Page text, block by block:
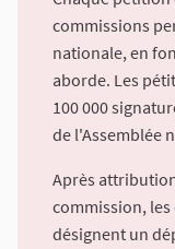
commissions
nationale, en
aborde. Les
100 000
de l'Assemblée
Après
commission,
désignent un